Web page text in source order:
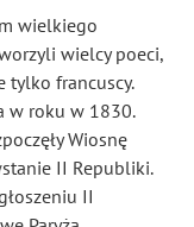
wielkiego
wielcy poeci,
tylko francuscy.
w roku w 1830.
Wiosnę
II Republiki.
II